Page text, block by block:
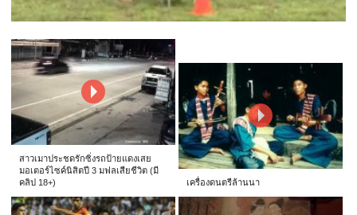
สาวเมาประชดรักซิ่งรถป้ายแดงเสย
มอเตอร์ไซค์นิสิตปี 3 มฟลเสียชีวิต (มี
คลิป 18+)
เครื่องดนตรีล้านนา